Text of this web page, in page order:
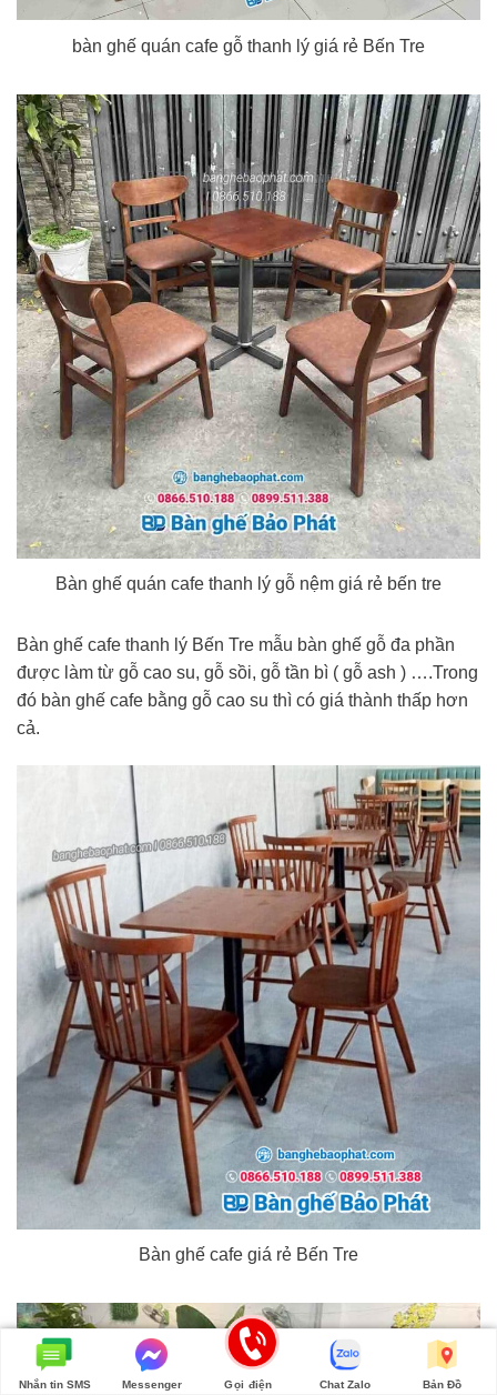
bàn ghế quán cafe gỗ thanh lý giá rẻ Bến Tre
Bàn ghế quán cafe thanh lý gỗ nệm giá rẻ bến tre
Bàn ghế cafe thanh lý Bến Tre mẫu bàn ghế gỗ đa phần
được làm từ gỗ cao su, gỗ sồi, gỗ tần bì ( gỗ ash ) ….Trong
đó bàn ghế cafe bằng gỗ cao su thì có giá thành thấp hơn
cả.
Bàn ghế cafe giá rẻ Bến Tre
Bản Đồ
Chat Zalo
Gọi điện
Messenger
Nhắn tin SMS